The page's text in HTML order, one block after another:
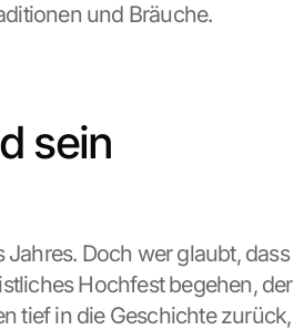
und Bräuche.
sein
Doch wer glaubt, dass
Hochfest begehen, der
tief in die Geschichte zurück,